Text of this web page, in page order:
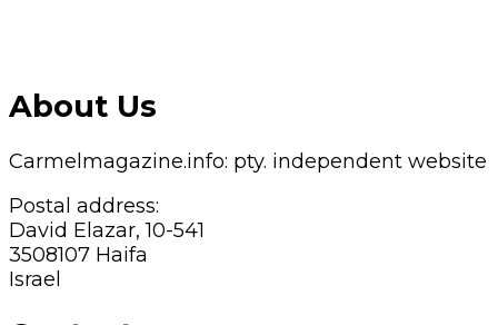
About Us
Carmelmagazine.info: pty. independent website
Postal address:
David Elazar, 10-541
3508107 Haifa
Israel